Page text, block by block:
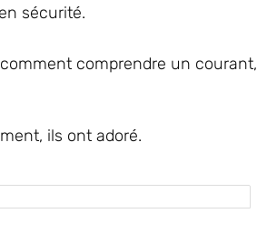
sécurité.
comprendre un courant,
ils ont adoré.